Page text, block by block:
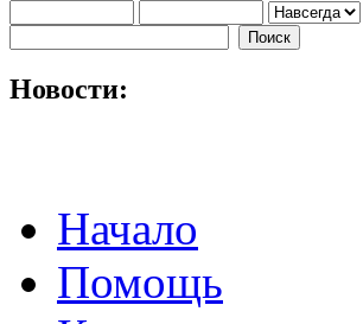
Новости:
Начало
Помощь